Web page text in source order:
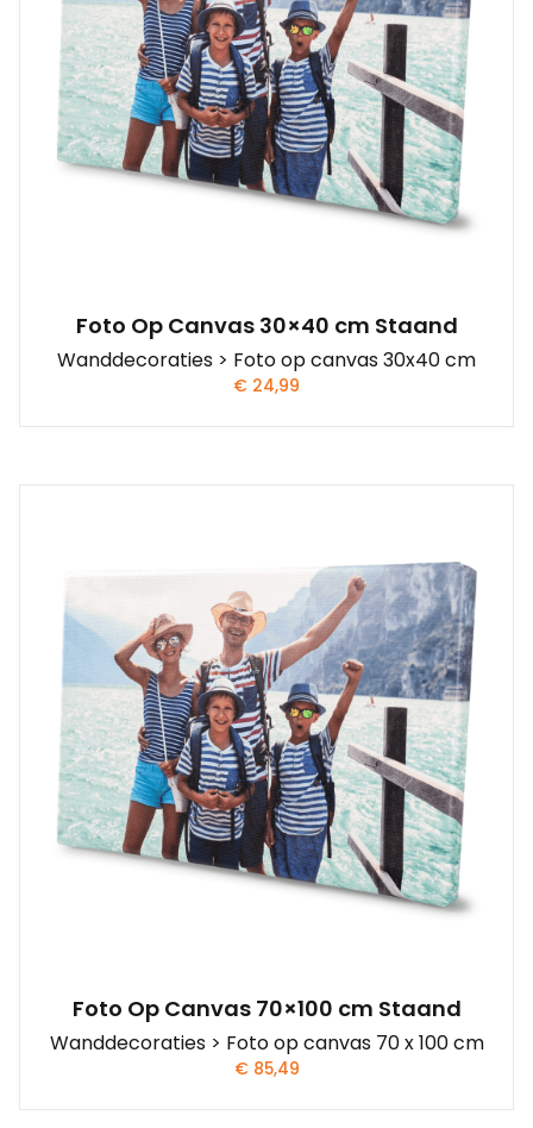
Foto Op Canvas 30×40 cm Staand
Wanddecoraties > Foto op canvas 30x40 cm
€ 24,99
Foto Op Canvas 70×100 cm Staand
Wanddecoraties > Foto op canvas 70 x 100 cm
€85,49